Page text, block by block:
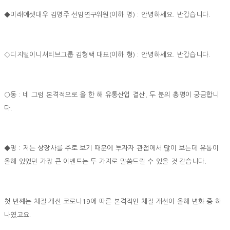
◆미래에셋대우 김명주 선임연구위원(이하 명) : 안녕하세요. 반갑습니다.
◇디지털이니셔티브그룹 김형택 대표(이하 형) : 안녕하세요. 반갑습니다.
○동 : 네 그럼 본격적으로 올 한 해 유통산업 결산, 두 분의 총평이 궁금합니
다.
◆명 : 저는 상장사를 주로 보기 때문에 투자자 관점에서 많이 보는데 유통이
올해 있었던 가장 큰 이벤트는 두 가지로 말씀드릴 수 있을 것 같습니다.
첫 번째는 체질 개선 코로나19에 따른 본격적인 체질 개선이 올해 변화 중 하
나였고요.